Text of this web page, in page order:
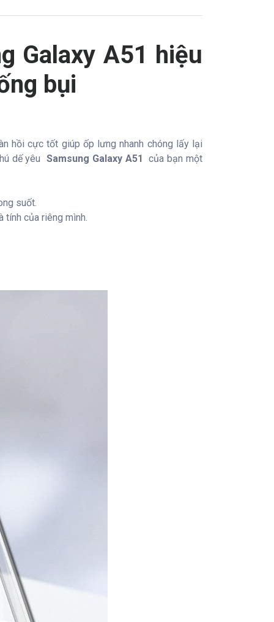
Galaxy A51 hiệu
bụi
hồi cực tốt giúp ốp lưng nhanh chóng lấy lại
dế yêu Samsung Galaxy A51của bạn một
suốt.
tính của riêng mình.